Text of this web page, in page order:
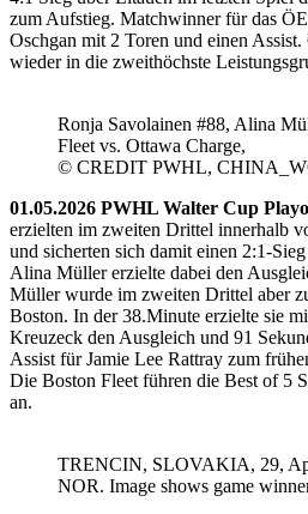
zum Aufstieg. Matchwinner für das
Oschgan mit 2 Toren und einen
wieder in die zweithöchste
Ronja Savolainen #88, Alina
Fleet vs. Ottawa Charge,
© CREDIT PWHL,
01.05.2026 PWHL Walter Cup
erzielten im zweiten Drittel innerhalb
und sicherten sich damit einen 2:1-
Alina Müller erzielte dabei den
Müller wurde im zweiten Drittel aber
Boston. In der 38.Minute erzielte sie
Kreuzeck den Ausgleich und 91
Assist für Jamie Lee Rattray zum
Die Boston Fleet führen die Best of 5
an.
TRENCIN, SLOVAKIA, 29,
NOR. Image shows game